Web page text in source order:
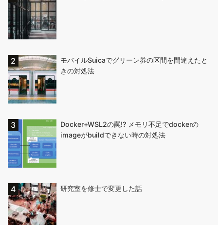
モバイルSuicaでグリーン券の区間を間違えたと
きの対処法
Docker+WSL2の罠!? メモリ不足でdockerの
imageがbuildできない時の対処法
研究室を修士で変更した話